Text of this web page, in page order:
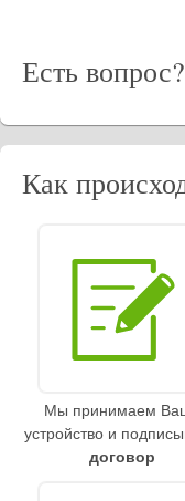
Есть вопрос?
Как
Мы принимаем
устройство и
договор